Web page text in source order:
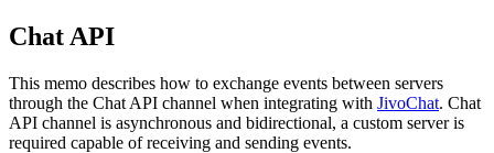
Chat API
This memo describes how to exchange events between servers
through the Chat API channel when integrating with JivoChat. Chat
API channel is asynchronous and bidirectional, a custom server is
required capable of receiving and sending events.